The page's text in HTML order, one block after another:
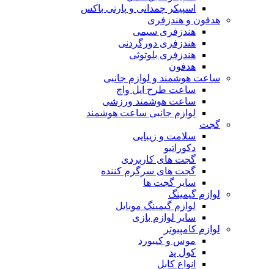
اسپیکر چمدانی و پارتی باکس
هدفون و هندزفری
هندزفری سیمی
هندزفری دورگردنی
هندزفری بلوتوثی
هدفون
ساعت هوشمند و لوازم جانبی
ساعت طرح اپل واچ
ساعت هوشمند ورزشی
لوازم جانبی ساعت هوشمند
گجت
سلامت و زیبایی
دکوراتیو
گجت های کاربردی
گجت های سرگرم کننده
سایر گجت ها
لوازم گیمینگ
لوازم گیمینگ موبایل
سایر لوازم بازی
لوازم کامپیوتر
موس و کیبورد
کول پد
انواع کابل